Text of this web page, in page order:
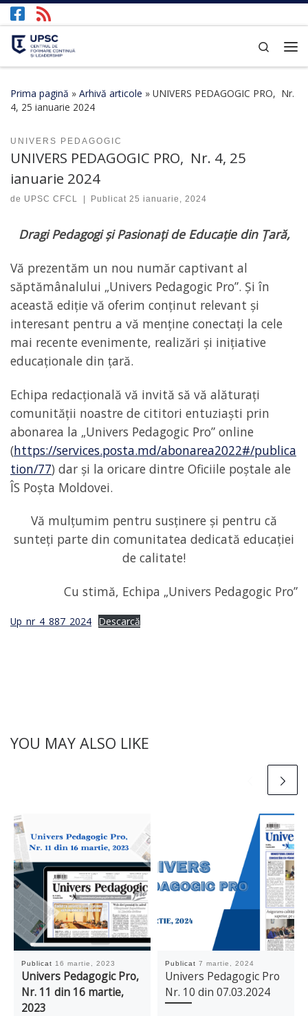
Afișează întregul conținut
Search
Prima pagină » Arhivă articole » UNIVERS PEDAGOGIC PRO, Nr.
4, 25 ianuarie 2024
UNIVERS PEDAGOGIC
UNIVERS PEDAGOGIC PRO, Nr. 4, 25
ianuarie 2024
de UPSC CFCL Publicat25 ianuarie, 2024
Dragi Pedagogi și Pasionați de Educație din Țară,
Vă prezentăm un nou număr captivant al
săptămânalului „Univers Pedagogic Pro”. Și în
această ediție vă oferim conținut relevant și
interesant pentru a vă menține conectați la cele
mai recente evenimente, realizări și inițiative
educaționale din țară.
Echipa redacțională vă invită să vă alăturați
comunității noastre de cititori entuziaști prin
abonarea la „Univers Pedagogic Pro” online
(https://services.posta.md/abonarea2022#/publica
tion/77) dar și la oricare dintre Oficiile poștale ale
ÎS Poșta Moldovei.
Vă mulțumim pentru susținere și pentru că
sunteți parte din comunitatea dedicată educației
de calitate!
Cu stimă, Echipa „Univers Pedagogic Pro”
Up_nr_4_887_2024 Descarcă
YOU MAY ALSO LIKE
Publicat 16 martie, 2023
Univers Pedagogic Pro,
Nr. 11 din 16 martie,
2023
Publicat7 martie, 2024
Univers Pedagogic Pro
Nr. 10 din 07.03.2024